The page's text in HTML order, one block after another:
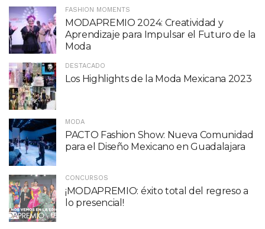
FASHION MOMENTS
MODAPREMIO 2024: Creatividad y
Aprendizaje para Impulsar el Futuro de la
Moda
DESTACADO
Los Highlights de la Moda Mexicana 2023
MODA
PACTO Fashion Show: Nueva Comunidad
para el Diseño Mexicano en Guadalajara
CONCURSOS
¡MODAPREMIO: éxito total del regreso a
lo presencial!